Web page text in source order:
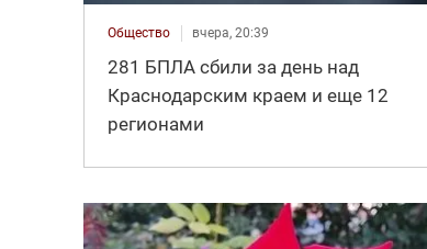
Общество вчера, 20:39
281 БПЛА сбили за день над
Краснодарским краем и еще 12
регионами